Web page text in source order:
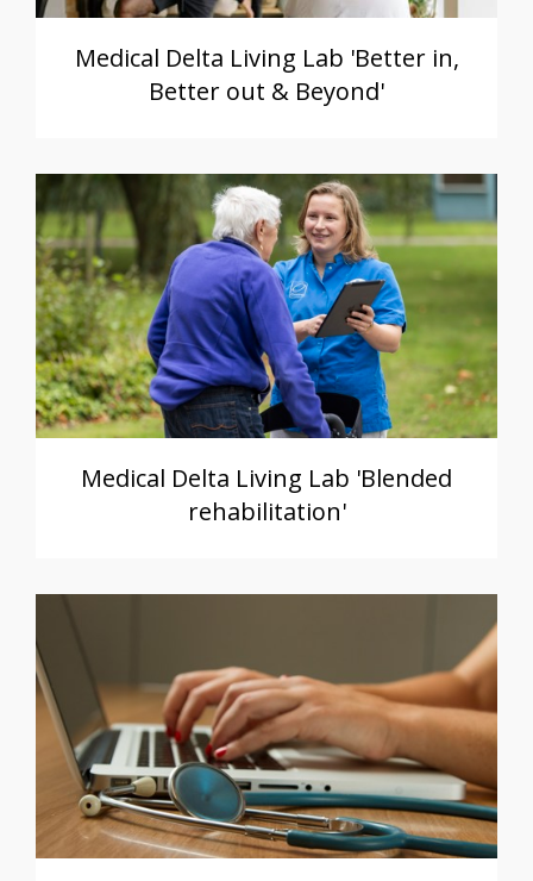
Medical Delta Living Lab 'Better in,
Better out & Beyond'
Medical Delta Living Lab 'Blended
rehabilitation'